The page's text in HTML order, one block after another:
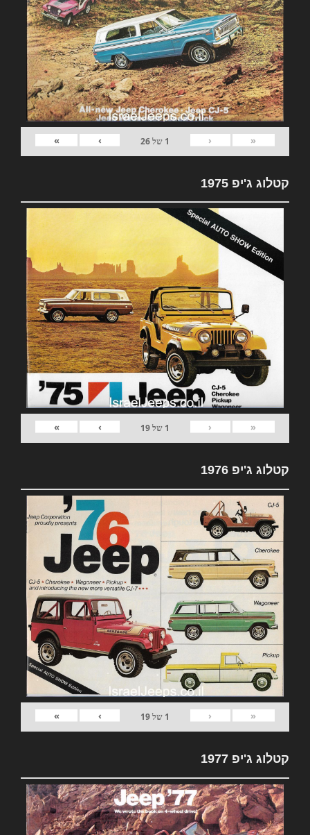
«
‹
1 של26
›
»
קטלוג ג'יפ 1975
«
‹
1 של19
›
»
קטלוג ג'יפ 1976
«
‹
1 של19
›
»
קטלוג ג'יפ 1977